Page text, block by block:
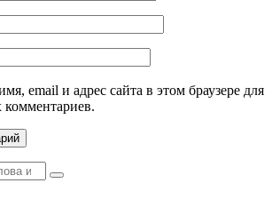
email и адрес сайта в этом браузере для